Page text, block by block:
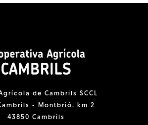
de Cambrils SCCL
- Montbrió, km 2
43850 Cambrils